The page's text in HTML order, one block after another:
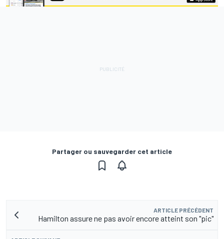
Partager ou sauvegarder cet article
ARTICLE PRÉCÉDENT
Hamilton assure ne pas avoir encore atteint son "pic"